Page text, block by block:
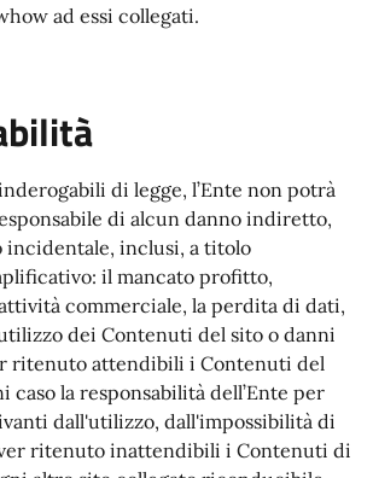
ad essi collegati.
di legge, l’Ente non potrà
di alcun danno indiretto,
incidentale, inclusi, a titolo
il mancato profitto,
commerciale, la perdita di dati,
dei Contenuti del sito o danni
ritenuto attendibili i Contenuti del
caso la responsabilità dell’Ente per
dall'utilizzo, dall'impossibilità di
ritenuto inattendibili i Contenuti di